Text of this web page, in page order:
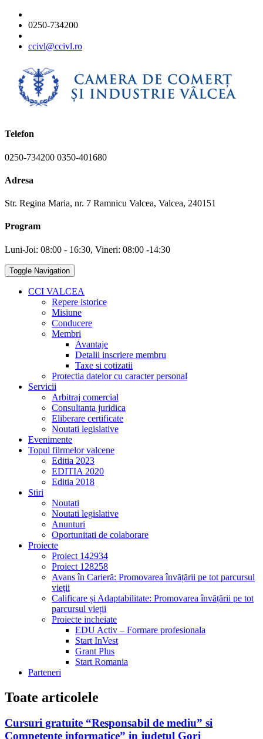
0250-734200
ccivl@ccivl.ro
Telefon
0250-734200 0350-401680
Adresa
Str. Regina Maria, nr. 7 Ramnicu Valcea, Valcea, 240151
Program
Luni-Joi: 08:00 - 16:30, Vineri: 08:00 -14:30
Toggle Navigation
CCI VALCEA
Repere istorice
Misiune
Conducere
Membri
Avantaje
Detalii inscriere membru
Taxe si cotizatii
Protectia datelor cu caracter personal
Servicii
Arbitraj comercial
Consultanta juridica
Eliberare certificate
Noutati legislative
Evenimente
Topul filrmelor valcene
Editia 2023
EDITIA 2020
Editia 2018
Stiri
Noutati
Noutati legislative
Anunturi
Oportunitati de colaborare
Proiecte
Proiect 142934
Proiect 128258
Avans în Carieră: Promovarea învățării pe tot parcursul
vieții
Calificare și Adaptabilitate: Promovarea învățării pe tot
parcursul vieții
Proiecte incheiate
EDU Activ – Formare profesionala
Start InVest
Grant Plus
Start Romania
Parteneri
Toate articolele
Cursuri gratuite “Responsabil de mediu” si
Competente informatice” in judetul Gorj